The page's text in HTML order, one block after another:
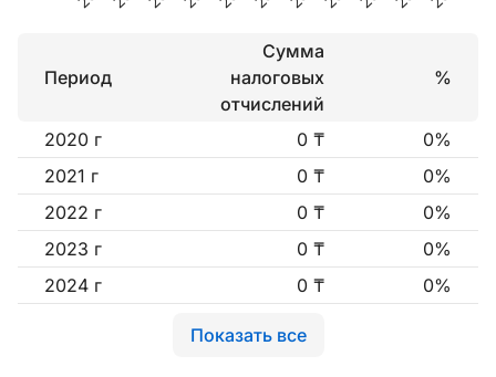
Период
Сумма
налоговых
отчислений
%
2020 г 0 ₸
0%
2021 г
0 ₸
0%
2022 г
0 ₸
0%
2023 г
0 ₸
0%
2024 г
0 ₸ 0%
Показать все